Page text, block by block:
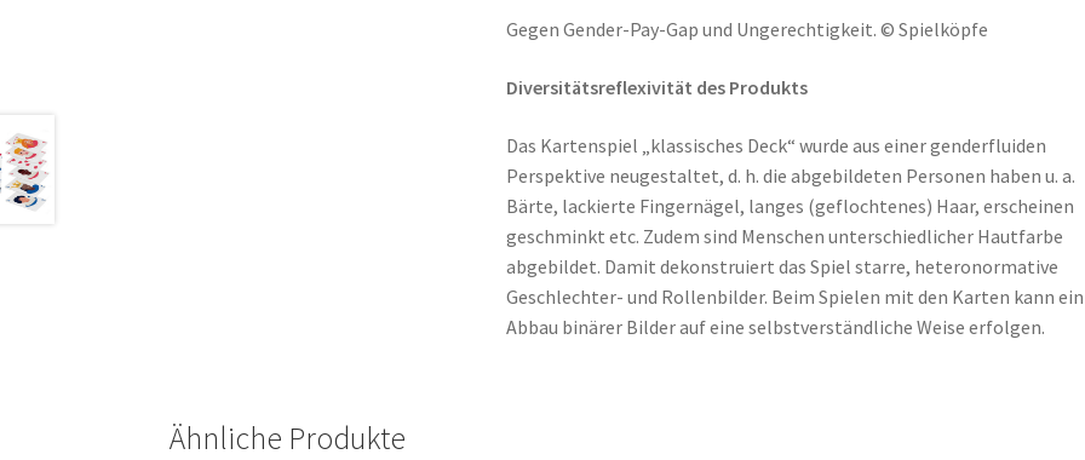
Gegen Gender-Pay-Gap und Ungerechtigkeit. © Spielköpfe
Diversitätsreflexivität des Produkts
Das Kartenspiel „klassisches Deck“ wurde aus einer genderfluiden
Perspektive neugestaltet, d. h. die abgebildeten Personen haben u. a.
Bärte, lackierte Fingernägel, langes (geflochtenes) Haar, erscheinen
geschminkt etc. Zudem sind Menschen unterschiedlicher Hautfarbe
abgebildet. Damit dekonstruiert das Spiel starre, heteronormative
Geschlechter- und Rollenbilder. Beim Spielen mit den Karten kann ein
Abbau binärer Bilder auf eine selbstverständliche Weise erfolgen.
Ähnliche Produkte